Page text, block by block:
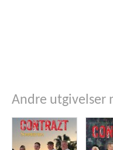
Andre utgivelser